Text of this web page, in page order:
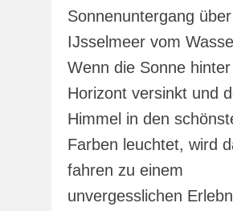
Sonnenuntergang
IJsselmeer vom
Wenn die Sonne
Horizont versinkt und
Himmel in den
Farben leuchtet, wird
fahren zu einem
unvergesslichen